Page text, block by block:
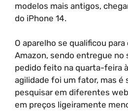
modelos mais antigos,
do iPhone 14.
O aparelho se qualificou
Amazon, sendo entregue no
pedido feito na quarta-feira
agilidade foi um fator, mas é
pesquisar em diferentes
em preços ligeiramente